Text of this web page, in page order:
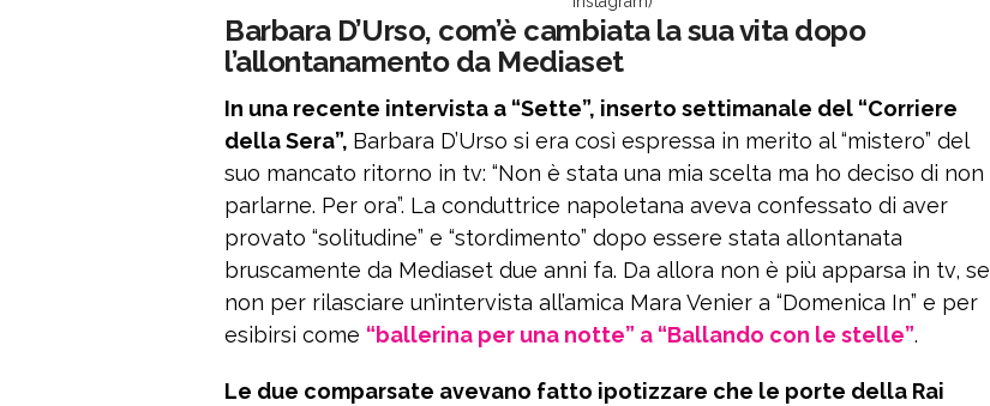
Barbara D’Urso, com’è cambiata la sua vita dopo
l’allontanamento da Mediaset
In una recente intervista a “Sette”, inserto settimanale del “Corriere
della Sera”, Barbara D’Urso si era così espressa in merito al “mistero” del
suo mancato ritorno in tv: “Non è stata una mia scelta ma ho deciso di non
parlarne. Per ora”. La conduttrice napoletana aveva confessato di aver
provato “solitudine” e “stordimento” dopo essere stata allontanata
bruscamente da Mediaset due anni fa. Da allora non è più apparsa in tv, se
non per rilasciare un’intervista all’amica Mara Venier a “Domenica In” e per
esibirsi come “ballerina per una notte” a “Ballando con le stelle”.
Le due comparsate avevano fatto ipotizzare che le porte della Rai